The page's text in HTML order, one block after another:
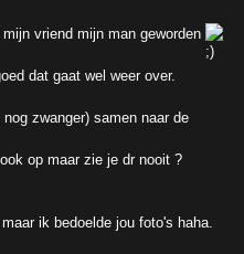
vriend mijn man geworden
dat gaat wel weer over.
zwanger) samen naar de
op maar zie je dr nooit ?
ik bedoelde jou foto's haha.